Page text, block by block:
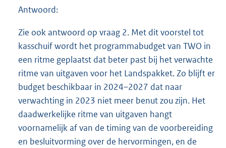
Antwoord:
Zie ook antwoord op vraag 2. Met dit voorstel tot
kasschuif wordt het programmabudget van TWO in
een ritme geplaatst dat beter past bij het verwachte
ritme van uitgaven voor het Landspakket. Zo blijft er
budget beschikbaar in 2024–2027 dat naar
verwachting in 2023 niet meer benut zou zijn. Het
daadwerkelijke ritme van uitgaven hangt
voornamelijk af van de timing van de voorbereiding
en besluitvorming over de hervormingen, en de